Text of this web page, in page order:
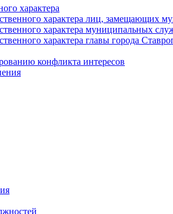
характера
характера лиц,
характера муниципальных
характера главы города
конфликта интересов